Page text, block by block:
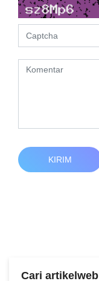
KIRIM
Cari artikelweb